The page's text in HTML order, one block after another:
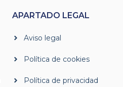
APARTADO LEGAL
Aviso legal
Política de cookies
Política de privacidad